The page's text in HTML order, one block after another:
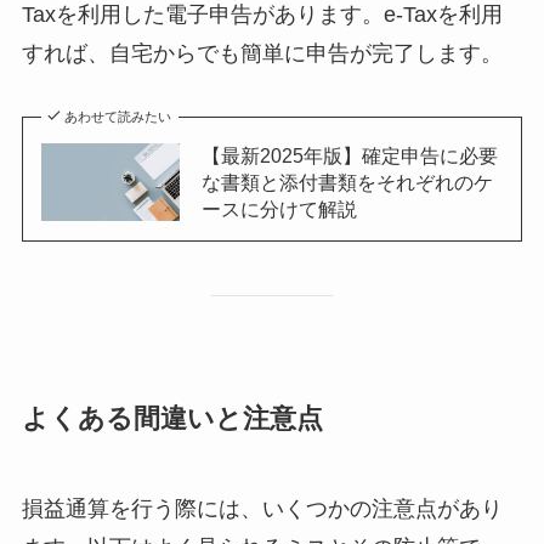
Taxを利用した電子申告があります。e-Taxを利用
すれば、自宅からでも簡単に申告が完了します。
あわせて読みたい
【最新2025年版】確定申告に必要
な書類と添付書類をそれぞれのケ
ースに分けて解説
よくある間違いと注意点
損益通算を行う際には、いくつかの注意点があり